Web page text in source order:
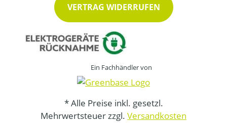
VERTRAG WIDERRUFEN
Ein Fachhändler von
* Alle Preise inkl. gesetzl.
Mehrwertsteuer zzgl. Versandkosten